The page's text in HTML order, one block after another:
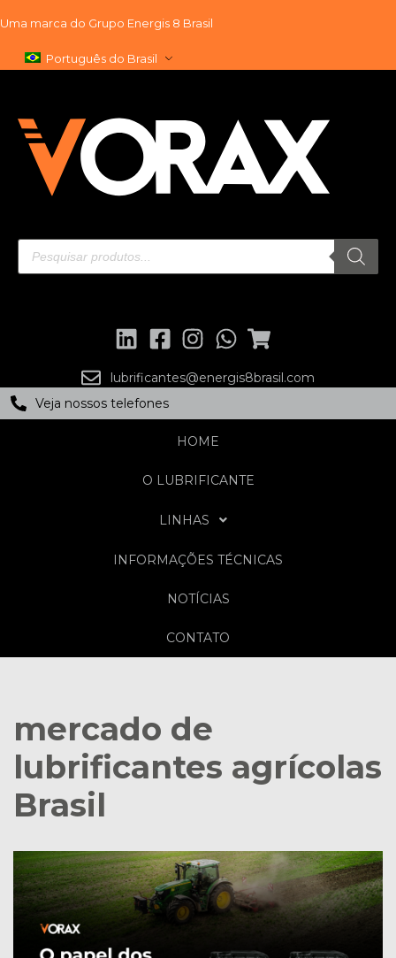
para
Uma marca do Grupo Energis 8 Brasil
Português do Brasil
lubrificantes@energis8brasil.com
Veja nossos telefones
HOME
O LUBRIFICANTE
LINHAS
INFORMAÇÕES TÉCNICAS
NOTÍCIAS
CONTATO
mercado de
lubrificantes agrícolas
Brasil